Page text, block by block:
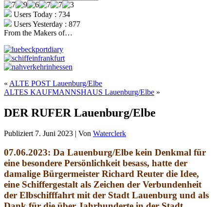
Users Today : 734
Users Yesterday : 877
From the Makers of…
« ALTE POST Lauenburg/Elbe
ALTES KAUFMANNSHAUS Lauenburg/Elbe »
DER RUFER Lauenburg/Elbe
Publiziert 7. Juni 2023 | Von Waterclerk
07.06.2023: Da Lauenburg/Elbe kein Denkmal für
eine besondere Persönlichkeit besass, hatte der
damalige Bürgermeister Richard Reuter die Idee,
eine Schiffergestalt als Zeichen der Verbundenheit
der Elbschifffahrt mit der Stadt Lauenburg und als